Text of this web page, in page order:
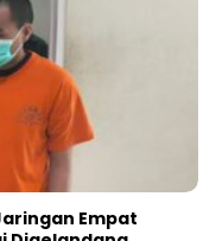
Empat